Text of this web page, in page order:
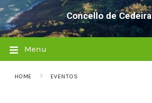
Concello de Cedeira
Menu
HOME EVENTOS